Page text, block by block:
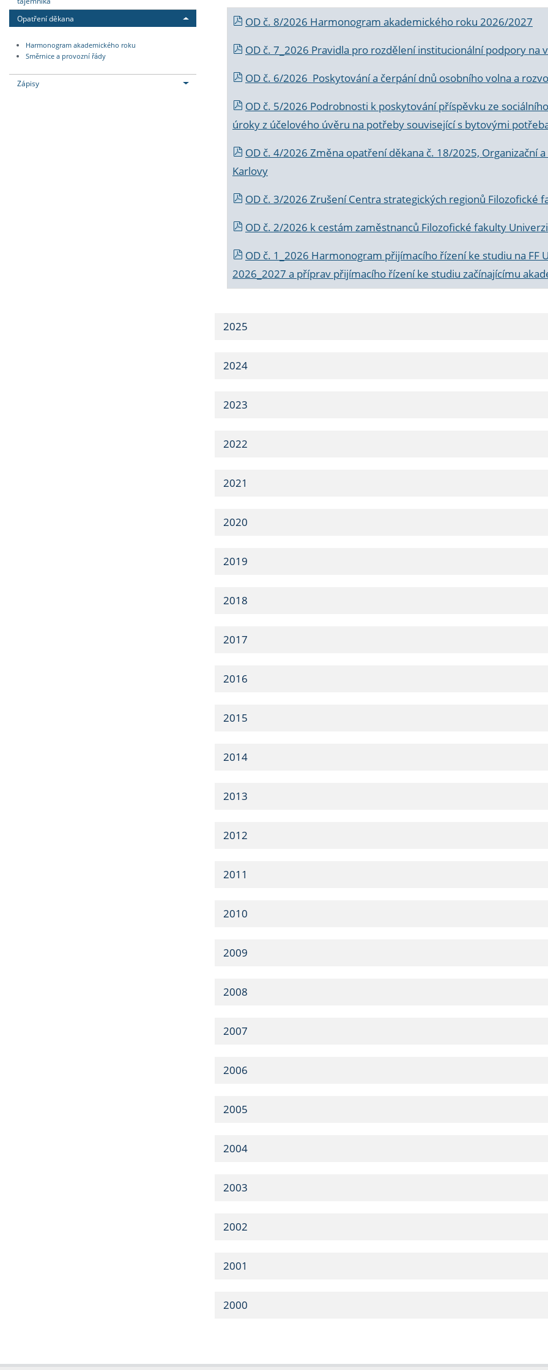
Opatření děkana
Harmonogram akademického roku
Směrnice a provozní řády
Zápisy
OD č. 8/2026 Harmonogram akademického roku 2026/2027
OD č. 7_2026 Pravidla pro rozdělení institucionální podpory na
OD č. 6/2026 Poskytování a čerpání dnů osobního volna a
OD č. 5/2026 Podrobnosti k poskytování příspěvku ze
úroky z účelového úvěru na potřeby související s bytovými
OD č. 4/2026 Změna opatření děkana č. 18/2025, Organizační
Karlovy
OD č. 3/2026 Zrušení Centra strategických regionů Filozofické
OD č. 2/2026 k cestám zaměstnanců Filozofické fakulty
OD č. 1_2026 Harmonogram přijímacího řízení ke studiu na
2026_2027 a příprav přijímacího řízení ke studiu začínajícímu
2025
2024
2023
2022
2021
2020
2019
2018
2017
2016
2015
2014
2013
2012
2011
2010
2009
2008
2007
2006
2005
2004
2003
2002
2001
2000